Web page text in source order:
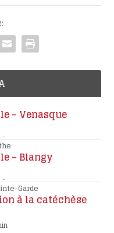
– Venasque
..
– Blangy
..
Garde
à la catéchèse